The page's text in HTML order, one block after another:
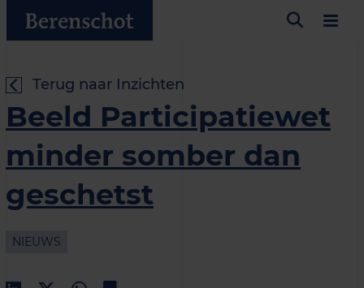
Terug naar Inzichten
Beeld Participatiewet
minder somber dan
geschetst
NIEUWS